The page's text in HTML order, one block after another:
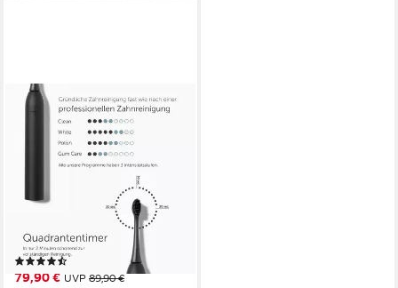
WONDERSMILE
Schallzahnbürste Elektrische
Zahnbürste - Testsieger
2025 - 100 Tage risikofrei
Technologie
Aufsteckbürsten
Reinigungsprogramme
79,90 € UVP 89,90 €